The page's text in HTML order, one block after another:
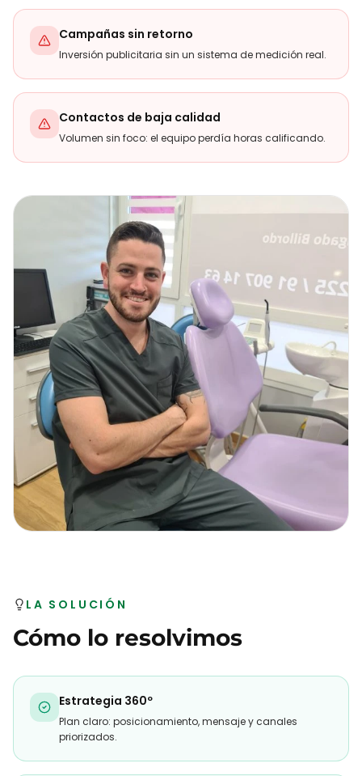
Campañas sin retorno
Inversión publicitaria sin un sistema de medición real.
Contactos de baja calidad
Volumen sin foco: el equipo perdía horas calificando.
LA SOLUCIÓN
Cómo lo resolvimos
Estrategia 360º
Plan claro: posicionamiento, mensaje y canales
priorizados.